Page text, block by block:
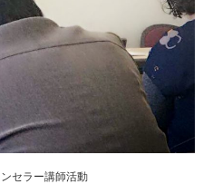
セラー講師活動